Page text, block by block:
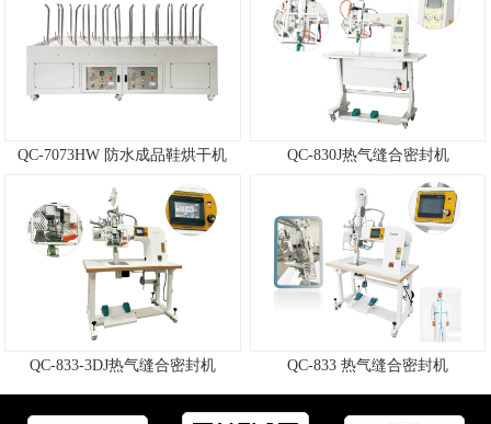
QC-7073HW 防水成品鞋烘干机 QC-830J热气缝合密封机
QC-833-3DJ热气缝合密封机 QC-833 热气缝合密封机